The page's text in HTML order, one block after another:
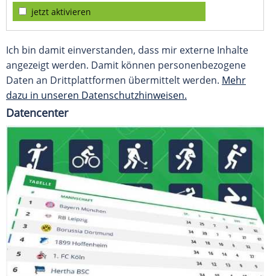
jetzt aktivieren
Ich bin damit einverstanden, dass mir externe Inhalte
angezeigt werden. Damit können personenbezogene
Daten an Drittplattformen übermittelt werden. Mehr
dazu in unseren Datenschutzhinweisen.
Datencenter